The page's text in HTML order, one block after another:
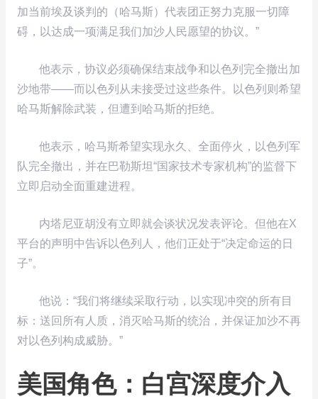
加当前埃及谈判的（哈马斯）代表团正努力克服一切障
碍，以达成一项满足我们加沙人民愿望的协议。”
他表示，协议必须确保结束战争和以色列完全撤出加
沙地带——而以色列从未接受过这些条件。以色列则希望
哈马斯解除武装，但遭到哈马斯的拒绝。
他表示，哈马斯希望实现永久、全面停火，以色列军
队完全撤出，并在巴勒斯坦“国家技术专家机构”的监督下
立即启动全面重建进程。
内塔尼亚胡没有立即就会谈状况发表评论。但他在X
平台的声明中告诉以色列人，他们正处于“决定命运的日
子”。
他说：“我们将继续采取行动，以实现冲突的所有目
标：送回所有人质，消灭哈马斯的统治，并保证加沙不再
对以色列构成威胁。”
美国角色：白宫深度介入